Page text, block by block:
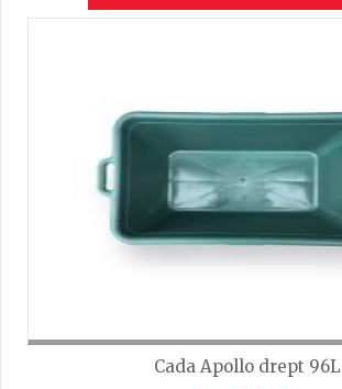
Cada Apollo drept 96L